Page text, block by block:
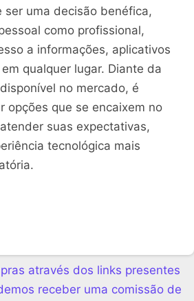
ser uma decisão benéfica,
como profissional,
a informações, aplicativos
qualquer lugar. Diante da
no mercado, é
opções que se encaixem no
suas expectativas,
tecnológica mais
através dos links presentes
receber uma comissão de